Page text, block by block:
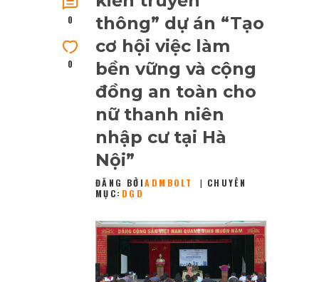
0
0
thông” dự án “Tạo
cơ hội việc làm
bền vững và cộng
đồng an toàn cho
nữ thanh niên
nhập cư tại Hà
Nội”
ĐĂNG BỞIADMBOLT
CHUYÊN
MỤC: DGD